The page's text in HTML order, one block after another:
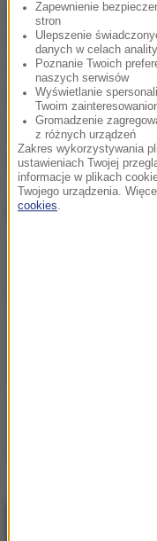
2017 roku. Dotyczy
PGZ przy
szkoleniowych i
obronnego.
Źródło: RMF FM/PAP
Tagi:śledztwoPolska
Zapewnienie
stron
Ulepszenie
danych w celach
Poznanie Twoich
naszych serwisów
Wyświetlanie
Twoim
Gromadzenie
z różnych urządzeń
Zakres wykorzystywania
ustawieniach Twojej
informacje w plikach
Twojego urządzenia.
cookies.